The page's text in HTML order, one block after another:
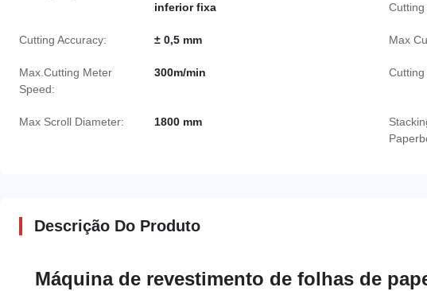
inferior fixa
Cutting
Cutting Accuracy: ± 0,5 mm Max
Max.Cutting Meter
Speed:
300m/min
Max Scroll Diameter: 1800 mm
Descrição Do Produto
Máquina de revestimento de folhas de